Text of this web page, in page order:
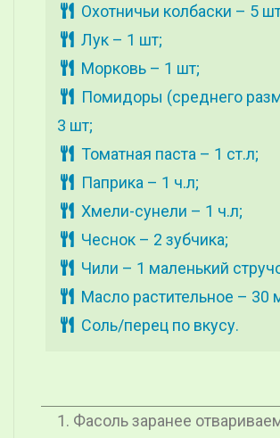
Охотничьи колбаски – 5
Лук – 1 шт;
Морковь – 1 шт;
Помидоры (среднего
3 шт;
Томатная паста – 1 ст.л;
Паприка – 1 ч.л;
Хмели-сунели – 1 ч.л;
Чеснок – 2 зубчика;
Чили – 1 маленький
Масло растительное – 30
Соль/перец по вкусу.
Фасоль заранее